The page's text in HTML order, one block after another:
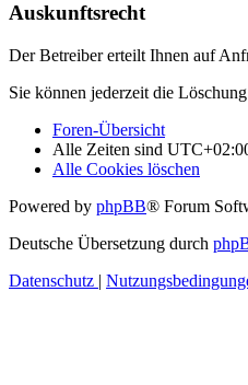
Auskunftsrecht
Der Betreiber erteilt Ihnen auf
Sie können jederzeit die
Foren-Übersicht
Alle Zeiten sind
Alle Cookies löschen
Powered by phpBB® Forum
Deutsche Übersetzung durch
Datenschutz |